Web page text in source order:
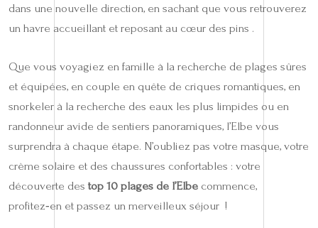
dans une nouvelle direction, en sachant que vous retrouverez
un havre accueillant et reposant au cœur des pins .
Que vous voyagiez en famille à la recherche de plages sûres
et équipées, en couple en quête de criques romantiques, en
snorkeler à la recherche des eaux les plus limpides ou en
randonneur avide de sentiers panoramiques, l’Elbe vous
surprendra à chaque étape. N’oubliez pas votre masque, votre
crème solaire et des chaussures confortables : votre
découverte des top 10 plages de l’Elbe commence,
profitez‑en et passez un merveilleux séjour !